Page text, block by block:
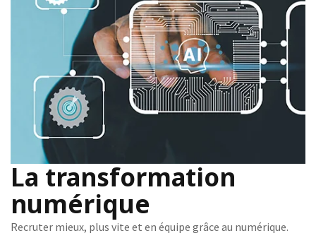
La transformation
numérique
Recruter mieux, plus vite et en équipe grâce au numérique.